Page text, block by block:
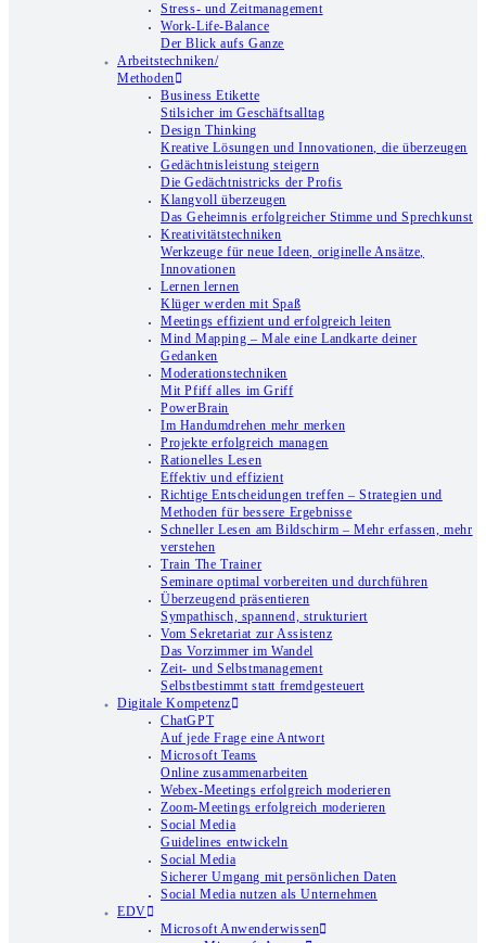
Stress- und Zeitmanagement
Work-Life-Balance
Der Blick aufs Ganze
Arbeitstechniken/
Methoden
Business Etikette
Stilsicher im Geschäftsalltag
Design Thinking
Kreative Lösungen und Innovationen, die überzeugen
Gedächtnisleistung steigern
Die Gedächtnistricks der Profis
Klangvoll überzeugen
Das Geheimnis erfolgreicher Stimme und Sprechkunst
Kreativitätstechniken
Werkzeuge für neue Ideen, originelle Ansätze,
Innovationen
Lernen lernen
Klüger werden mit Spaß
Meetings effizient und erfolgreich leiten
Mind Mapping – Male eine Landkarte deiner
Gedanken
Moderationstechniken
Mit Pfiff alles im Griff
PowerBrain
Im Handumdrehen mehr merken
Projekte erfolgreich managen
Rationelles Lesen
Effektiv und effizient
Richtige Entscheidungen treffen – Strategien und
Methoden für bessere Ergebnisse
Schneller Lesen am Bildschirm – Mehr erfassen, mehr
verstehen
Train The Trainer
Seminare optimal vorbereiten und durchführen
Überzeugend präsentieren
Sympathisch, spannend, strukturiert
Vom Sekretariat zur Assistenz
Das Vorzimmer im Wandel
Zeit- und Selbstmanagement
Selbstbestimmt statt fremdgesteuert
Digitale Kompetenz
ChatGPT
Auf jede Frage eine Antwort
Microsoft Teams
Online zusammenarbeiten
Webex-Meetings erfolgreich moderieren
Zoom-Meetings erfolgreich moderieren
Social Media
Guidelines entwickeln
Social Media
Sicherer Umgang mit persönlichen Daten
Social Media nutzen als Unternehmen
EDV
Microsoft Anwenderwissen